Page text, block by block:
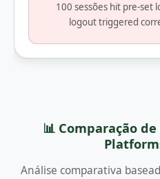
100 sessões hit pre-set
logout triggered
📊 Comparação
Análise comparativa